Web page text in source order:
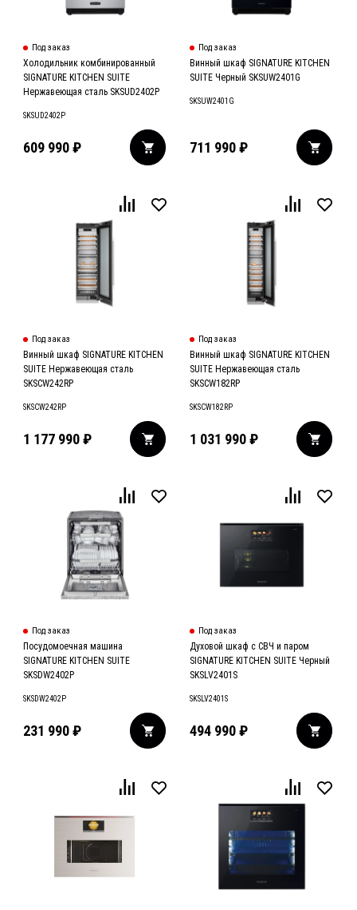
Под заказ
Холодильник комбинированный
SIGNATURE KITCHEN SUITE
Нержавеющая сталь SKSUD2402P
SKSUD2402P
609 990₽
Под заказ
Винный шкаф SIGNATURE KITCHEN
SUITE Черный SKSUW2401G
SKSUW2401G
711 990 ₽
Под заказ
Винный шкаф SIGNATURE KITCHEN
SUITE Нержавеющая сталь
SKSCW242RP
SKSCW242RP
1 177 990₽
Под заказ
Винный шкаф SIGNATURE KITCHEN
SUITE Нержавеющая сталь
SKSCW182RP
SKSCW182RP
1 031 990 ₽
Под заказ
Посудомоечная машина
SIGNATURE KITCHEN SUITE
SKSDW2402P
SKSDW2402P
231 990₽
Под заказ
Духовой шкаф с СВЧ и паром
SIGNATURE KITCHEN SUITE Черный
SKSLV2401S
SKSLV2401S
494 990 ₽